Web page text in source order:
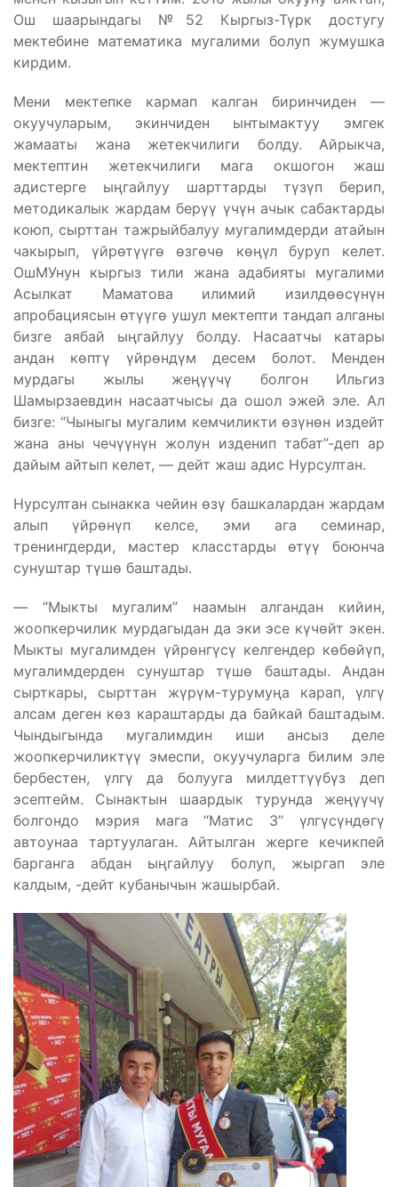
Ош шаарындагы №52 Кыргыз-Түрк достугу
мектебине математика мугалими болуп жумушка
кирдим.
Мени мектепке кармап калган биринчиден —
окуучуларым, экинчиден ынтымактуу эмгек
жамааты жана жетекчилиги болду. Айрыкча,
мектептин жетекчилиги мага окшогон жаш
адистерге ыңгайлуу шарттарды түзүп берип,
методикалык жардам берүү үчүн ачык сабактарды
коюп, сырттан тажрыйбалуу мугалимдерди атайын
чакырып, үйрөтүүгө өзгөчө көңүл буруп келет.
ОшМУнун кыргыз тили жана адабияты мугалими
Асылкат Маматова илимий изилдөөсүнүн
апробациясын өтүүгө ушул мектепти тандап алганы
бизге аябай ыңгайлуу болду. Насаатчы катары
андан көптү үйрөндүм десем болот. Менден
мурдагы жылы жеңүүчү болгон Ильгиз
Шамырзаевдин насаатчысы да ошол эжей эле. Ал
бизге: “Чыныгы мугалим кемчиликти өзүнөн издейт
жана аны чечүүнүн жолун изденип табат”-деп ар
дайым айтып келет, — дейт жаш адис Нурсултан.
Нурсултан сынакка чейин өзү башкалардан жардам
алып үйрөнүп келсе, эми ага семинар,
тренингдерди, мастер класстарды өтүү боюнча
сунуштар түшө баштады.
— “Мыкты мугалим” наамын алгандан кийин,
жоопкерчилик мурдагыдан да эки эсе күчөйт экен.
Мыкты мугалимден үйрөнгүсү келгендер көбөйүп,
мугалимдерден сунуштар түшө баштады. Андан
сырткары, сырттан жүрүм-турумуңа карап, үлгү
алсам деген көз караштарды да байкай баштадым.
Чындыгында мугалимдин иши ансыз деле
жоопкерчиликтүү эмеспи, окуучуларга билим эле
бербестен, үлгү да болууга милдеттүүбүз деп
эсептейм. Сынактын шаардык турунда жеңүүчү
болгондо мэрия мага “Матис 3” үлгүсүндөгү
автоунаа тартуулаган. Айтылган жерге кечикпей
барганга абдан ыңгайлуу болуп, жыргап эле
калдым, -дейт кубанычын жашырбай.